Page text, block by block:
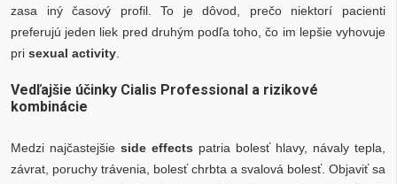
zasa iný časový profil. To je dôvod, prečo niektorí pacienti
preferujú jeden liek pred druhým podľa toho, čo im lepšie vyhovuje
pri sexual activity
Vedľajšie účinky Cialis Professional a rizikové
kombinácie
Medzi najčastejšie side effects patria bolesť hlavy, návaly tepla,
závrat, poruchy trávenia, bolesť chrbta a svalová bolesť. Objaviť sa